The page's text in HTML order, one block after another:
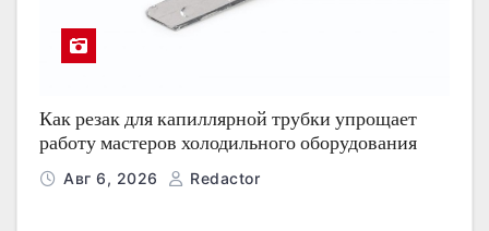
Как резак для капиллярной трубки упрощает
работу мастеров холодильного оборудования
Авг 6, 2026 Redactor